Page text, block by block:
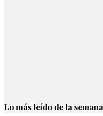
Lo más leído de la semana